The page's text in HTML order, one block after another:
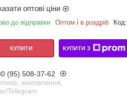
оптові ціни
до відправки Оптом і в роздріб Код:
КУПИТИ КУПИТИ З
(95) 508-37-62
замовлення,
Telegram